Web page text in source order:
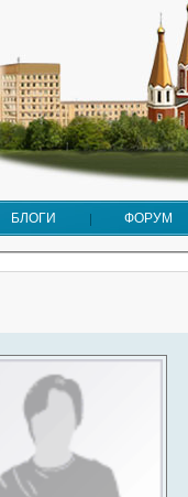
БЛОГИ ФОРУМ